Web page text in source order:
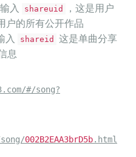
若心有余温
从不感觉冷
虽然最终
漫漫雨纷纷
不做负心人
入 shareuid
，这是用户
户的所有公开作品
入
shareid
这是单曲分享
息
#/song?
002B2EAA3brD5b.html